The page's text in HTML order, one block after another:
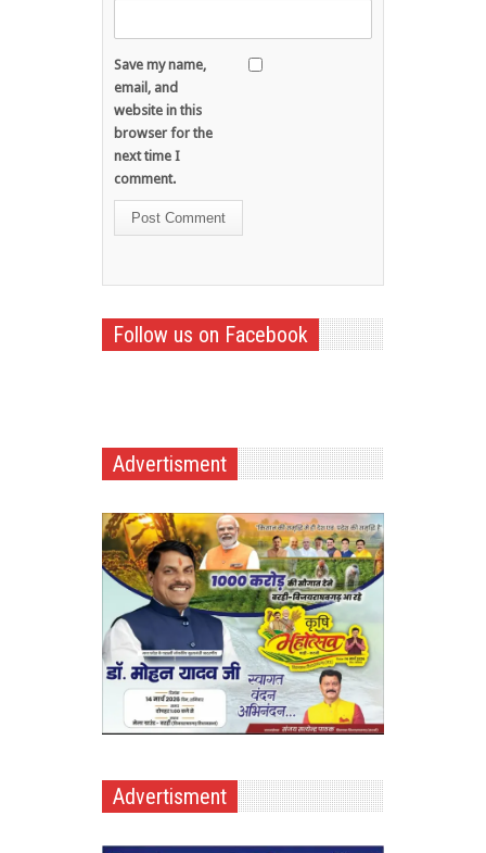
Save my name,
email, and
website in this
browser for the
next time I
comment.
Follow us on Facebook
Advertisment
Advertisment